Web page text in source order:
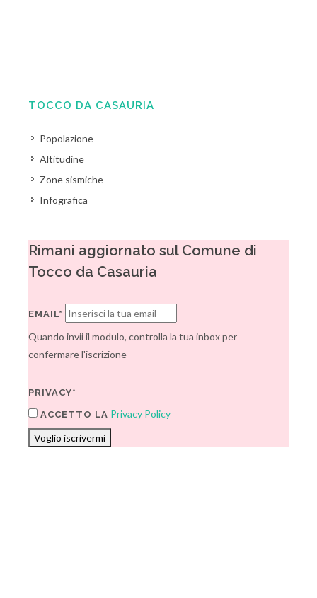
TOCCO DA CASAURIA
Popolazione
Altitudine
Zone sismiche
Infografica
Rimani aggiornato sul Comune di
Tocco da Casauria
EMAIL*
Quando invii il modulo, controlla la tua inbox per
confermare l'iscrizione
PRIVACY*
ACCETTO LA Privacy Policy
Voglio iscrivermi